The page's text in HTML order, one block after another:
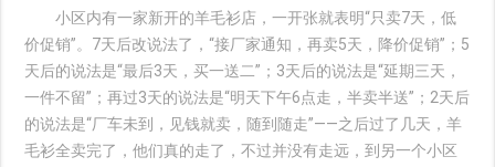
小区内有一家新开的羊毛衫店，一开张就表明“只卖7天，低
价促销”。7天后改说法了，“接厂家通知，再卖5天，降价促销”；5
天后的说法是“最后3天，买一送二”；3天后的说法是“延期三天，
一件不留”；再过3天的说法是“明天下午6点走，半卖半送”；2天后
的说法是“厂车未到，见钱就卖，随到随走”――之后过了几天，羊
毛衫全卖完了，他们真的走了，不过并没有走远，到另一个小区